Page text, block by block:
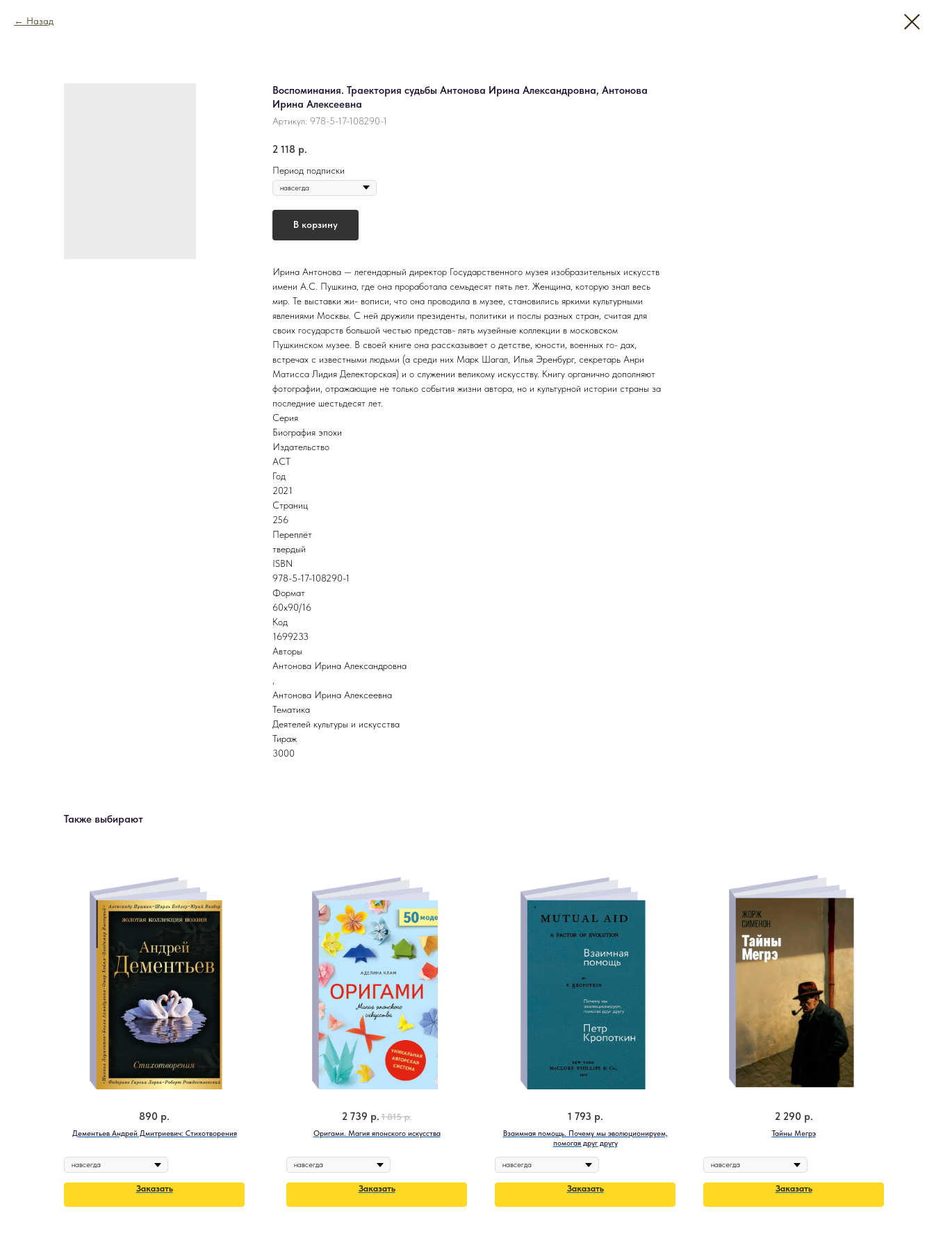
Назад
Воспоминания. Траектория судьбы Антонова Ирина Александровна, Антонова
Ирина Алексеевна
Артикул: 978-5-17-108290-1
2 118 р.
Период подписки
В корзину
Ирина Антонова — легендарный директор Государственного музея изобразительных искусств
имени А.С. Пушкина, где она проработала семьдесят пять лет. Женщина, которую знал весь
мир. Те выставки жи- вописи, что она проводила в музее, становились яркими культурными
явлениями Москвы. С ней дружили президенты, политики и послы разных стран, считая для
своих государств большой честью представ- лять музейные коллекции в московском
Пушкинском музее. В своей книге она рассказывает о детстве, юности, военных го- дах,
встречах с известными людьми (а среди них Марк Шагал, Илья Эренбург, секретарь Анри
Матисса Лидия Делекторская) и о служении великому искусству. Книгу органично дополняют
фотографии, отражающие не только события жизни автора, но и культурной истории страны за
последние шестьдесят лет.
Серия
Биография эпохи
Издательство
АСТ
Год
2021
Страниц
256
Переплёт
твердый
ISBN
978-5-17-108290-1
Формат
60x90/16
Код
1699233
Авторы
Антонова Ирина Александровна
Антонова Ирина Алексеевна
Тематика
Деятелей культуры и искусства
Тираж
3000
Также выбирают
Дементьев Андрей Дмитриевич: Стихотворения
890 р.
Заказать
Оригами. Магия японского искусства
2 739 р. 1 815 р.
Заказать
Взаимная помощь. Почему мы эволюционируем,
помогая друг другу
1 793 р.
Заказать
Тайны Мегрэ
2 290 р.
Заказать